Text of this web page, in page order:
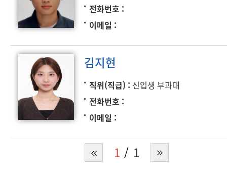
전화번호
이메일
김지현
직위(직급)
신입생 부과대
전화번호
이메일
1 1